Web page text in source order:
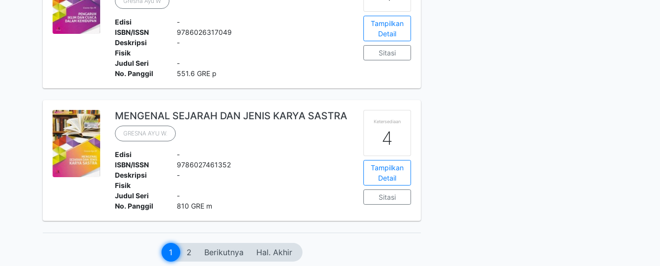
Edisi
-
ISBN/ISSN
9786026317049
Deskripsi
Fisik
-
Judul Seri
-
No. Panggil
551.6 GRE p
Tampilkan
Detail
Sitasi
MENGENAL SEJARAH DAN JENIS KARYA SASTRA
GRESNA AYU W.
Edisi
-
ISBN/ISSN
9786027461352
Deskripsi
Fisik
-
Judul Seri
-
No. Panggil
810 GRE m
Ketersediaan
4
Tampilkan
Detail
Sitasi
1 2 Berikutnya Hal. Akhir